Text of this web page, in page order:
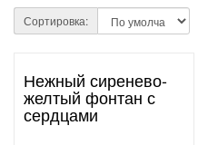
Сортировка:
Нежный сиренево-
желтый фонтан с
сердцами